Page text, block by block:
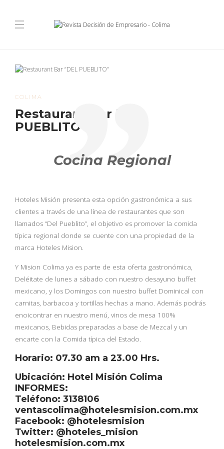
COLIMA
Restaurant Bar “DEL
PUEBLITO”
Cocina Regional
Hoteles Misión presenta esta opción gastronómica a sus
clientes a través de una línea de restaurantes que son
llamados “Del Pueblito”, el objetivo es promover la comida
típica regional donde se cuente con una propiedad de la
marca Hoteles Mision.
Y Mision Colima ya es parte de esta oferta gastronómica,
Deléitate de lunes a sábado con nuestro desayuno buffet
mexicano, y los Domingos con nuestro buffet Dominical con
carnitas, barbacoa y tortillas hechas a mano. Además podrás
enoicontrar en nuestro menú, vinos de mesa 100%
mexicanos, Bebidas preparadas a base de Mezcal y un
encarte con la Comida típica del Estado.
Horario: 07.30 am a 23.00 Hrs.
Ubicación: Hotel Misión Colima
INFORMES:
Teléfono: 3138106
ventascolima@hotelesmision.com.mx
Facebook: @hotelesmision
Twitter: @hoteles_mision
hotelesmision.com.mx